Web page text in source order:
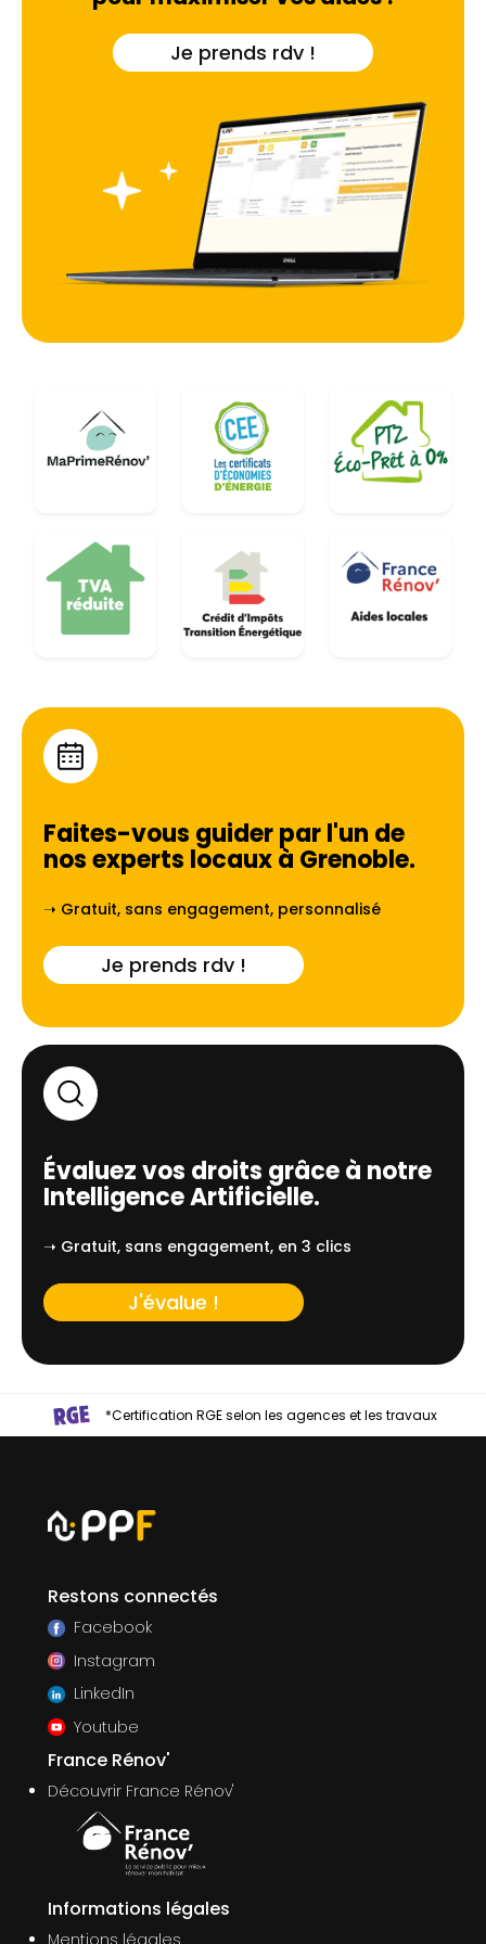
spécificités architecturales locales, qu'il s'agisse
de rénover un chalet en périphérie ou de
Je prends rdv !
Faites-vous guider par l'un de
nos experts locaux à Grenoble.
➝ Gratuit, sans engagement, personnalisé
Je prends rdv !
Évaluez vos droits grâce à notre
Intelligence Artificielle.
➝ Gratuit, sans engagement, en 3 clics
J'évalue !
*Certification RGE selon les agences et les travaux
Restons connectés
Facebook
Instagram
LinkedIn
Youtube
France Rénov'
Découvrir France Rénov'
Informations légales